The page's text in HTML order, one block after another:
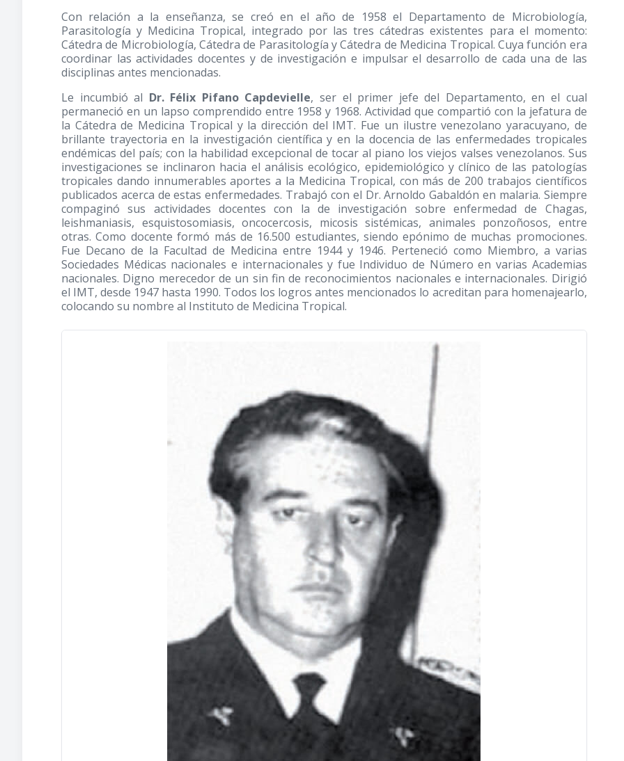
Con relación a la enseñanza, se creó en el año de 1958 el Departamento de Microbiología,
Parasitología y Medicina Tropical, integrado por las tres cátedras existentes para el momento:
Cátedra de Microbiología, Cátedra de Parasitología y Cátedra de Medicina Tropical. Cuya función era
coordinar las actividades docentes y de investigación e impulsar el desarrollo de cada una de las
disciplinas antes mencionadas.
Le incumbió al Dr. Félix Pifano Capdevielle, ser el primer jefe del Departamento, en el cual
permaneció en un lapso comprendido entre 1958 y 1968. Actividad que compartió con la jefatura de
la Cátedra de Medicina Tropical y la dirección del IMT. Fue un ilustre venezolano yaracuyano, de
brillante trayectoria en la investigación científica y en la docencia de las enfermedades tropicales
endémicas del país; con la habilidad excepcional de tocar al piano los viejos valses venezolanos. Sus
investigaciones se inclinaron hacia el análisis ecológico, epidemiológico y clínico de las patologías
tropicales dando innumerables aportes a la Medicina Tropical, con más de 200 trabajos científicos
publicados acerca de estas enfermedades. Trabajó con el Dr. Arnoldo Gabaldón en malaria. Siempre
compaginó sus actividades docentes con la de investigación sobre enfermedad de Chagas,
leishmaniasis, esquistosomiasis, oncocercosis, micosis sistémicas, animales ponzoñosos, entre
otras. Como docente formó más de 16.500 estudiantes, siendo epónimo de muchas promociones.
Fue Decano de la Facultad de Medicina entre 1944 y 1946. Perteneció como Miembro, a varias
Sociedades Médicas nacionales e internacionales y fue Individuo de Número en varias Academias
nacionales. Digno merecedor de un sin fin de reconocimientos nacionales e internacionales. Dirigió
el IMT, desde 1947 hasta 1990. Todos los logros antes mencionados lo acreditan para homenajearlo,
colocando su nombre al Instituto de Medicina Tropical.